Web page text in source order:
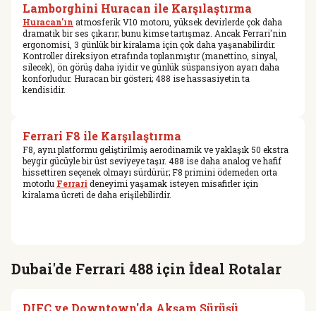
Lamborghini Huracan ile Karşılaştırma
Huracan'ın atmosferik V10 motoru, yüksek devirlerde çok daha
dramatik bir ses çıkarır; bunu kimse tartışmaz. Ancak Ferrari'nin
ergonomisi, 3 günlük bir kiralama için çok daha yaşanabilirdir.
Kontroller direksiyon etrafında toplanmıştır (manettino, sinyal,
silecek), ön görüş daha iyidir ve günlük süspansiyon ayarı daha
konforludur. Huracan bir gösteri; 488 ise hassasiyetin ta
kendisidir.
Ferrari F8 ile Karşılaştırma
F8, aynı platformu geliştirilmiş aerodinamik ve yaklaşık 50 ekstra
beygir gücüyle bir üst seviyeye taşır. 488 ise daha analog ve hafif
hissettiren seçenek olmayı sürdürür; F8 primini ödemeden orta
motorlu Ferrari deneyimi yaşamak isteyen misafirler için
kiralama ücreti de daha erişilebilirdir.
Dubai'de Ferrari 488 için İdeal Rotalar
DIFC ve Downtown'da Akşam Sürüşü